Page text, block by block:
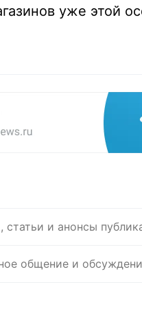
уже этой
статьи и анонсы
общение и